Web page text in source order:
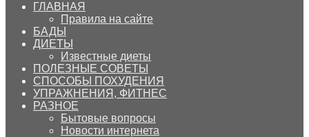
ГЛАВНАЯ
Правила на сайте
БАДЫ
ДИЕТЫ
Известные диеты
ПОЛЕЗНЫЕ СОВЕТЫ
СПОСОБЫ ПОХУДЕНИЯ
УПРАЖНЕНИЯ, ФИТНЕС
РАЗНОЕ
Бытовые вопросы
Новости интернета